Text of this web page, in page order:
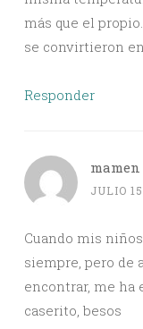
más que el
se convirtieron
Responder
mamen
JULIO
Cuando mis
siempre, pero de
encontrar, me ha
caserito, besos